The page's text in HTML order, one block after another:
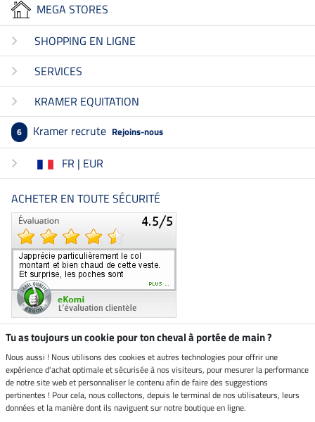
MEGA STORES
SHOPPING EN LIGNE
SERVICES
KRAMER EQUITATION
6 Kramer recrute Rejoins-nous
FR | EUR
ACHETER EN TOUTE SÉCURITÉ
Boutique climatiquement
neutre
Livraison par
Tu as toujours un cookie pour ton cheval à portée de main ?
Nous aussi ! Nous utilisons des cookies et autres technologies pour offrir une
expérience d'achat optimale et sécurisée à nos visiteurs, pour mesurer la performance
de notre site web et personnaliser le contenu afin de faire des suggestions
pertinentes ! Pour cela, nous collectons, depuis le terminal de nos utilisateurs, leurs
données et la manière dont ils naviguent sur notre boutique en ligne.